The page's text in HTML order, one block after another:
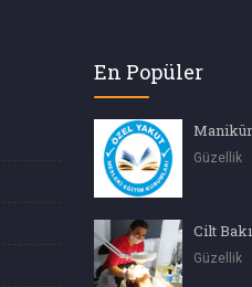
En Popüler
Güzellik
Cilt
Güzellik